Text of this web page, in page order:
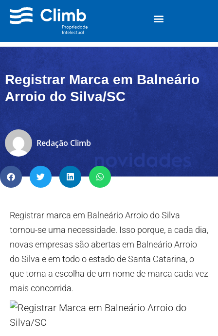
Registrar Marca em Balneário
Arroio do Silva/SC
Redação Climb
Registrar marca em Balneário Arroio do Silva
tornou-se uma necessidade. Isso porque, a cada dia,
novas empresas são abertas em Balneário Arroio
do Silva e em todo o estado de Santa Catarina, o
que torna a escolha de um nome de marca cada vez
mais concorrida.